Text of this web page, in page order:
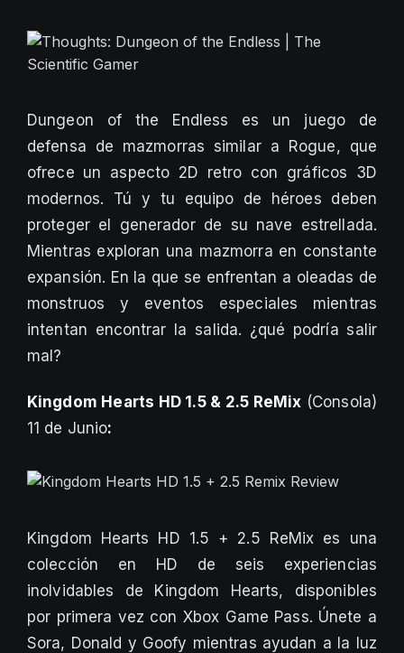
Dungeon of the Endless es un juego de
defensa de mazmorras similar a Rogue, que
ofrece un aspecto 2D retro con gráficos 3D
modernos. Tú y tu equipo de héroes deben
proteger el generador de su nave estrellada.
Mientras exploran una mazmorra en constante
expansión. En la que se enfrentan a oleadas de
monstruos y eventos especiales mientras
intentan encontrar la salida. ¿qué podría salir
mal?
Kingdom Hearts HD 1.5 & 2.5 ReMix (Consola)
11 de Junio:
Kingdom Hearts HD 1.5 + 2.5 ReMix es una
colección en HD de seis experiencias
inolvidables de Kingdom Hearts, disponibles
por primera vez con Xbox Game Pass. Únete a
Sora, Donald y Goofy mientras ayudan a la luz